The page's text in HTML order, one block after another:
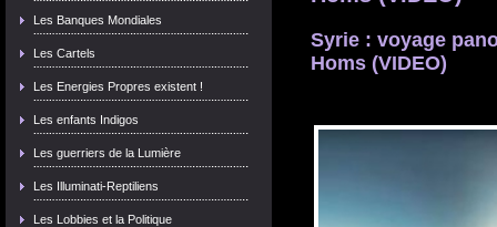
Les Banques Mondiales
Les Cartels
Les Energies Propres existent !
Les enfants Indigos
Les guerriers de la Lumière
Les Illuminati-Reptiliens
Les Lobbies et la Politique
Syrie : voyage
Homs (VIDEO)